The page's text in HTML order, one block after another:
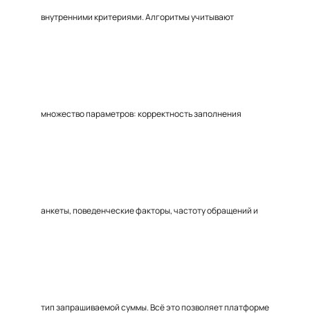
внутренними критериями. Алгоритмы учитывают
множество параметров: корректность заполнения
анкеты, поведенческие факторы, частоту обращений и
тип запрашиваемой суммы. Всё это позволяет платформе